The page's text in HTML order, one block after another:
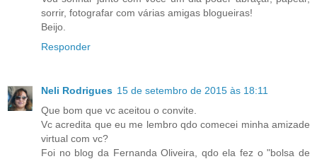
sorrir, fotografar com várias amigas blogueiras!
Beijo.
Responder
Neli Rodrigues 15 de setembro de 2015 às 18:11
Que bom que vc aceitou o convite.
Vc acredita que eu me lembro qdo comecei minha amizade
virtual com vc?
Foi no blog da Fernanda Oliveira, qdo ela fez o "bolsa de